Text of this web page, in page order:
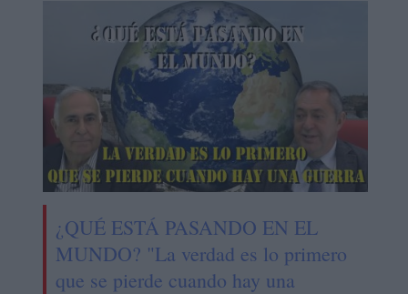
¿QUÉ ESTÁ PASANDO EN EL
MUNDO? "La verdad es lo primero
que se pierde cuando hay una